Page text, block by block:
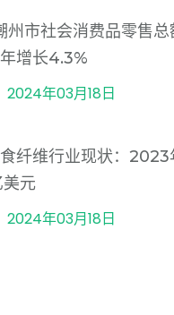
州市社会消费品零售
增长4.3%
2024年03月18日
纤维行业现状：2023
元
2024年03月18日